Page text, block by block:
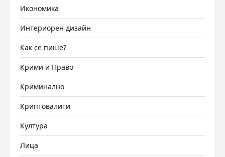
Икономика
Интериорен дизайн
Как се пише?
Крими и Право
Криминално
Криптовалити
Култура
Лица